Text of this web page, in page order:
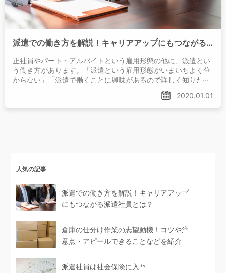
派遣での働き方を解説！キャリアアップにもつながる派遣社員とは？
正社員やパート・アルバイトという雇用形態の他に、派遣とい
う働き方があります。「派遣という雇用形態がいまいちよく分
からない」「派遣で働くことに興味があるので詳しく知りた
2020.01.01
人気の記事
派遣での働き方を解説！キャリアアップ
にもつながる派遣社員とは？
倉庫の仕分け作業の志望動機！コツや注
意点・アピールできることなどを紹介
派遣社員は社会保険に入れ